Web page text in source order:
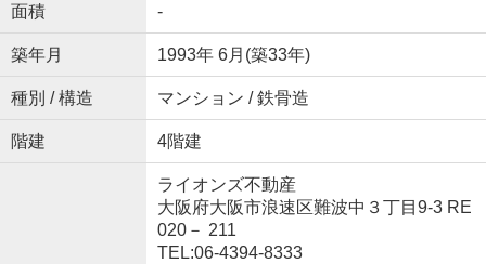
面積 -
築年月 1993年 6月(築33年)
種別 / 構造 マンション / 鉄骨造
階建 4階建
ライオンズ不動産
大阪府大阪市浪速区難波中３丁目9-3 RE
020－ 211
TEL:06-4394-8333